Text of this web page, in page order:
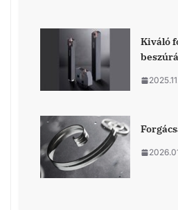
utilization around the clock as
options—a SINUMERIK ONE or a
on CELOS X pave the way for
Kiváló